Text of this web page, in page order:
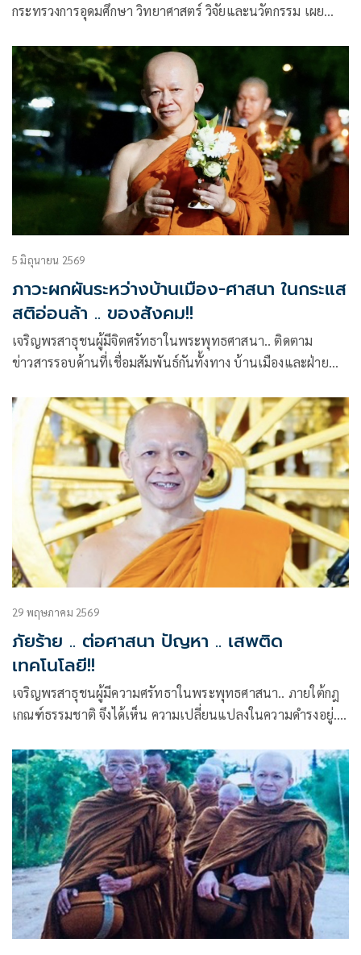
กระทรวงการอุดมศึกษา วิทยาศาสตร์ วิจัยและนวัตกรรม เผย
5 มิถุนายน 2569
ภาวะผกผันระหว่างบ้านเมือง-ศาสนา ในกระแส
สติอ่อนล้า .. ของสังคม!!
เจริญพรสาธุชนผู้มีจิตศรัทธาในพระพุทธศาสนา.. ติดตาม
ข่าวสารรอบด้านที่เชื่อมสัมพันธ์กันทั้งทาง บ้านเมืองและฝ่าย
สมัยวัตถุนิยม ที่แสดงถึง ภาวะอ่อนล้าของสติ สัมปชัญญะ โดย
มวลรวมของภาคสังคม.. อันน่าศึกษายิ่ง
29 พฤษภาคม 2569
ภัยร้าย .. ต่อศาสนา ปัญหา .. เสพติด
เทคโนโลยี!!
เจริญพรสาธุชนผู้มีความศรัทธาในพระพุทธศาสนา.. ภายใต้กฎ
เกณฑ์ธรรมชาติ จึงได้เห็น ความเปลี่ยนแปลงในความดำรงอยู่..
อย่างเป็น.. ธรรม ธรรม.. เป็นไปตามเหตุปัจจัย..